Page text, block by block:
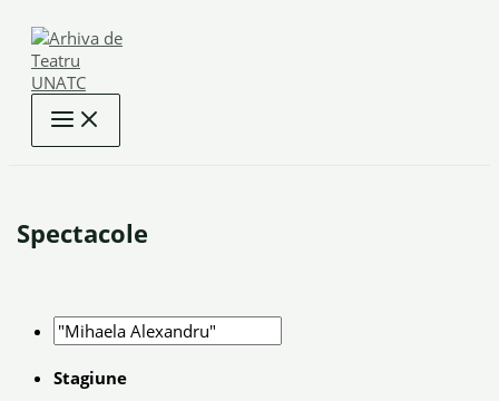
content
Spectacole
Stagiune